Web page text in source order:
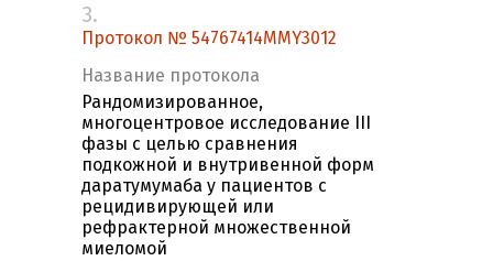
3.
Протокол № 54767414MMY3012
Название протокола
Рандомизированное,
многоцентровое исследование III
фазы с целью сравнения
подкожной и внутривенной форм
даратумумаба у пациентов с
рецидивирующей или
рефрактерной множественной
миеломой